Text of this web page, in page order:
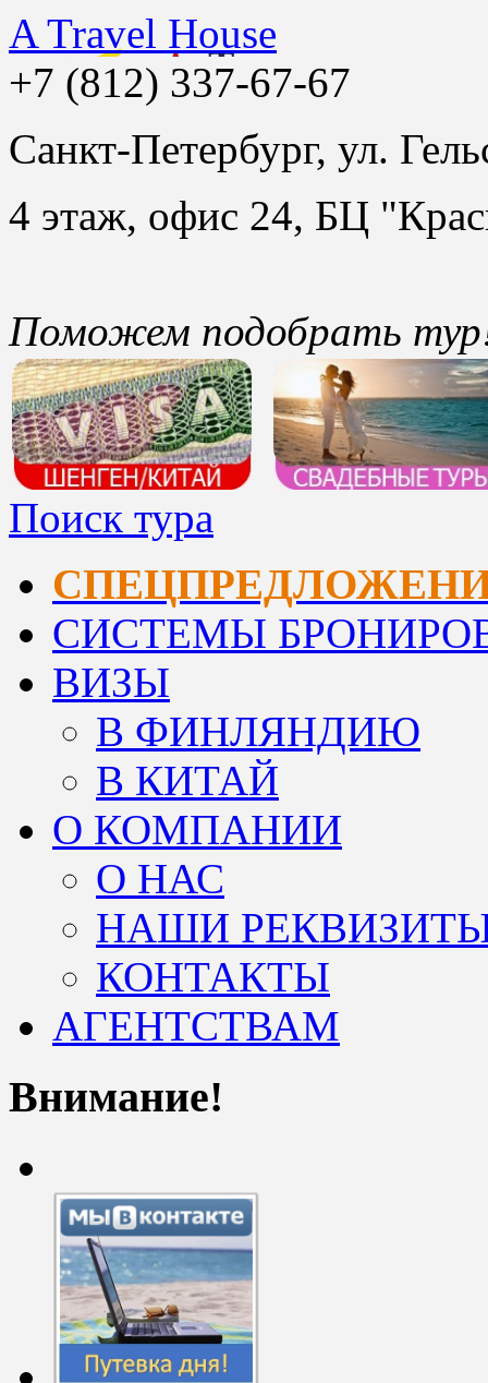
A Travel House
+7 (812) 337-67-67
Санкт-Петербург, ул.
4 этаж, офис 24, БЦ
Поможем подобрать
Поиск тура
СИСТЕМЫ
ВИЗЫ
В ФИНЛЯНДИЮ
В КИТАЙ
О КОМПАНИИ
О НАС
НАШИ
КОНТАКТЫ
АГЕНТСТВАМ
Внимание!